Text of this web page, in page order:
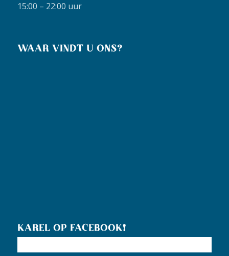
15:00 – 22:00 uur
WAAR VINDT U ONS?
KAREL OP FACEBOOK!